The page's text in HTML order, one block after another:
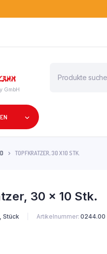
GmbH
search
TOPFKRATZER, 30 X 10 STK.
30 x 10 Stk.
Stück Artikelnummer: 0244.00